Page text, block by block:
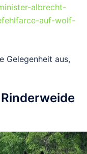
albrecht-
auf-wolf-
Gelegenheit aus,